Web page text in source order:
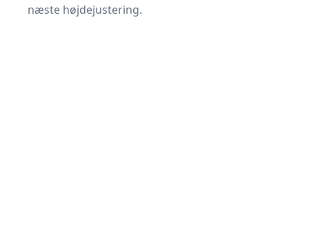
næste højdejustering.